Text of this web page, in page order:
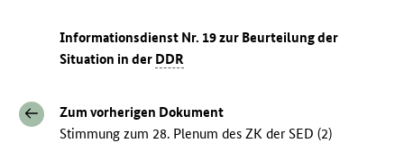
Informationsdienst Nr. 19 zur Beurteilung der
Situation in der DDR
Zum vorherigen Dokument
Stimmung zum 28. Plenum des ZK der SED (2)